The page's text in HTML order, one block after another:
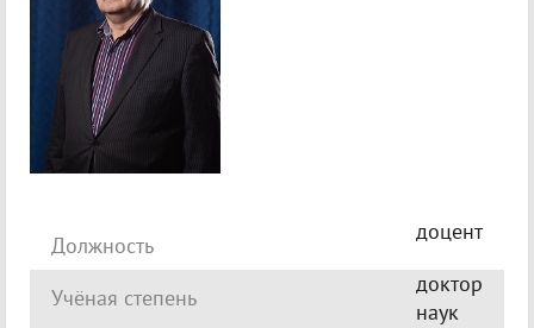
Должность
доцент
Учёная степень
доктор
наук